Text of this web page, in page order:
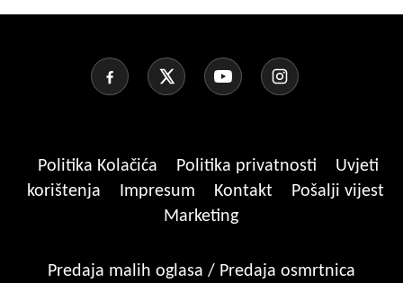
Politika Kolačića Politika privatnosti
Uvjeti
korištenja
Impresum Kontakt
Pošalji vijest
Marketing
Predaja malih oglasa / Predaja osmrtnica